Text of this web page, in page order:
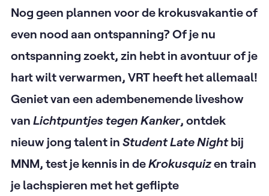
Nog geen plannen voor de krokusvakantie of
even nood aan ontspanning? Of je nu
ontspanning zoekt, zin hebt in avontuur of je
hart wilt verwarmen, VRT heeft het allemaal!
Geniet van een adembenemende liveshow
van Lichtpuntjes tegen Kanker, ontdek
nieuw jong talent in Student Late Nightbij
MNM, test je kennis in deKrokusquizen train
je lachspieren met het geflipte